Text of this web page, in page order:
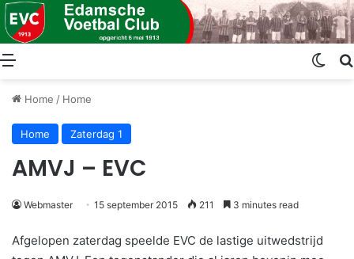
Menu
Home / Home
Home Zaterdag 1
AMVJ – EVC
Webmaster 15 september 2015 211 3 minutes read
Afgelopen zaterdag speelde EVC de lastige uitwedstrijd